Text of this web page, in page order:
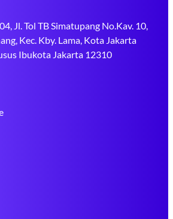
Jl. Tol TB Simatupang No.Kav. 10,
Kec. Kby. Lama, Kota Jakarta
Ibukota Jakarta 12310